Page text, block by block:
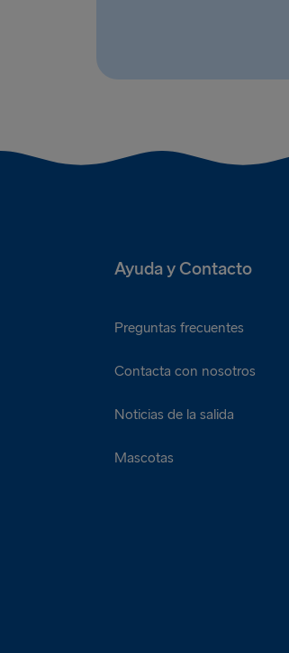
Ayuda y Contacto
Preguntas frecuentes
Contacta con nosotros
Noticias de la salida
Mascotas